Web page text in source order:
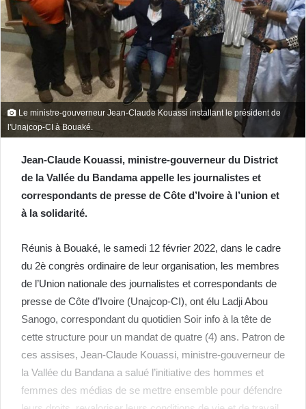
Le ministre-gouverneur Jean-Claude Kouassi installant le président de
l'Unajcop-CI à Bouaké.
Jean-Claude Kouassi, ministre-gouverneur du District
de la Vallée du Bandama appelle les journalistes et
correspondants de presse de Côte d’Ivoire à l’union et
à la solidarité.
Réunis à Bouaké, le samedi 12 février 2022, dans le cadre
du 2è congrès ordinaire de leur organisation, les membres
de l’Union nationale des journalistes et correspondants de
presse de Côte d’Ivoire (Unajcop-CI), ont élu Ladji Abou
Sanogo, correspondant du quotidien Soir info à la tête de
cette structure pour un mandat de quatre (4) ans. Patron de
ces assises, Jean-Claude Kouassi, ministre-gouverneur de
la Vallée du Bandana a salué l’initiative des hommes et
femmes des médias de se mettre ensemble pour défendre